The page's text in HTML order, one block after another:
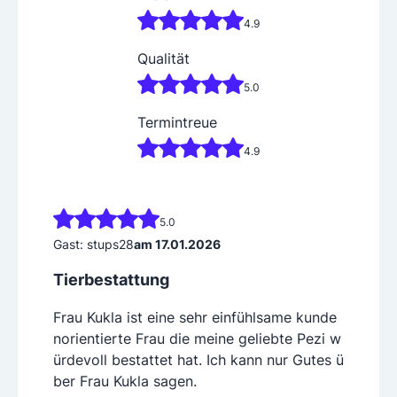
¿ Erdbestattung ( Auf Kundewunsch wird die Erdbestat
tung durch mich persönlich Organisiert )
4.9
Qualität
5.0
Termintreue
4.9
5.0
Gast: stups28am 17.01.2026
Tierbestattung
Frau Kukla ist eine sehr einfühlsame kunde
norientierte Frau die meine geliebte Pezi w
ürdevoll bestattet hat. Ich kann nur Gutes ü
ber Frau Kukla sagen.